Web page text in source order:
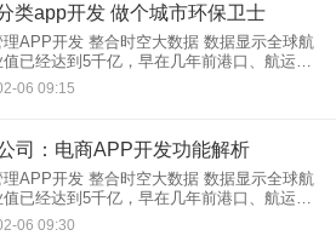
类app开发 做个城市环保卫士
开发 整合时空大数据 数据显示全球航
已经达到5千亿，早在几年前港口、航运企
经完成信息化建设，但是这些数据基本是
的。航运管理APP开发整合了行业各
06 09:15
司：电商APP开发功能解析
开发 整合时空大数据 数据显示全球航
已经达到5千亿，早在几年前港口、航运企
经完成信息化建设，但是这些数据基本是
的。航运管理APP开发整合了行业各
06 09:30